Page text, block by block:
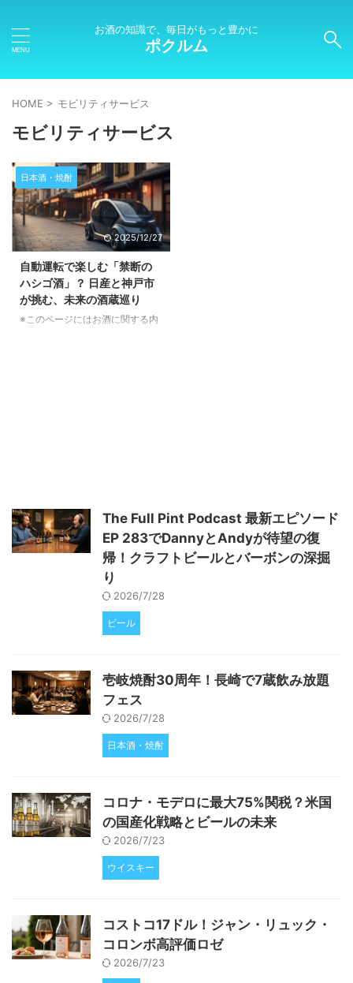
お酒の知識で、毎日がもっと豊かに
ポクルム
HOME > モビリティサービス
モビリティサービス
日本酒・焼酎
2025/12/27
自動運転で楽しむ「禁断の
ハシゴ酒」？ 日産と神戸市
が挑む、未来の酒蔵巡り
※このページにはお酒に関する内
運転技術を活用した新しいモビリ
ティサービスの実証運行を開始す
ることを発表しました。これは、
単なる移動手段の提供にとどまら
ず、観光客の皆様に新たな体験価
The Full Pint Podcast 最新エピソード
EP 283でDannyとAndyが待望の復
帰！クラフトビールとバーボンの深掘
り
2026/7/28
ビール
壱岐焼酎30周年！長崎で7蔵飲み放題
フェス
2026/7/28
日本酒・焼酎
コロナ・モデロに最大75%関税？米国
の国産化戦略とビールの未来
2026/7/23
ウイスキー
コストコ17ドル！ジャン・リュック・
コロンボ高評価ロゼ
2026/7/23